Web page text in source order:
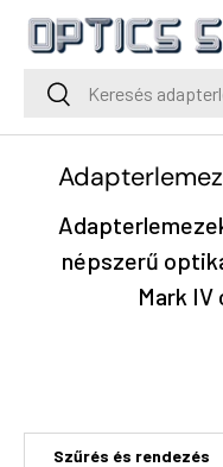
Ugrás a tartalomra
Keresés
Keresés
népszerű
Mark IV
Szűrés és rendezés